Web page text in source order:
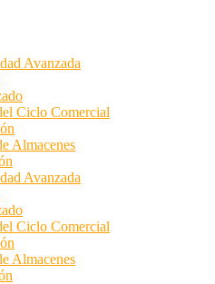
Avanzada
Ciclo Comercial
Almacenes
Avanzada
Ciclo Comercial
Almacenes